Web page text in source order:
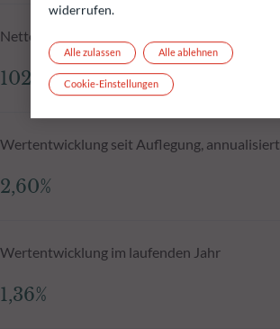
Nettoinventarwert N-1
102,56 €
Wertentwicklung seit Auflegung, annualisiert
2,60%
Wertentwicklung im laufenden Jahr
1,36%
widerrufen.
Alle ablehnen
Alle zulassen
Cookie-Einstellungen